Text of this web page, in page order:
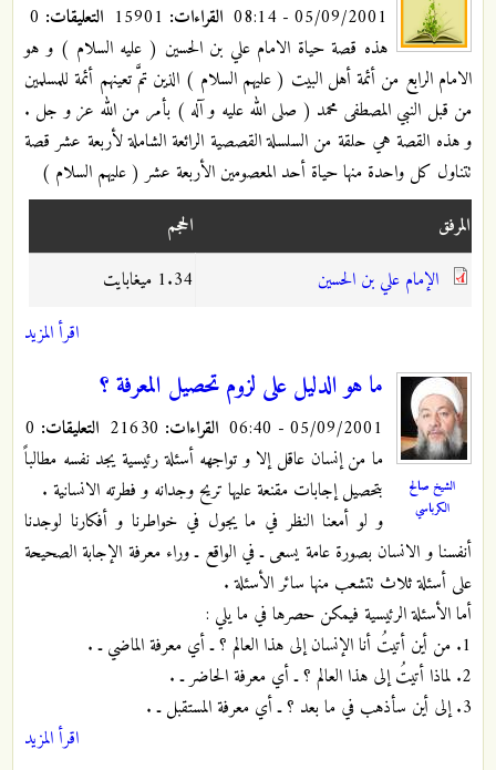
05/09/2001 - 08:14 القراءات: التعليقات:
هذه قصة حياة الامام علي بن الحسين ( عليه السلام ) و هو
الامام الرابع من أئمة أهل البيت ( عليهم السلام ) الذين تمَّ تعينهم أئمة للمسلمين
من قبل النبي المصطفى محمد ( صلى الله عليه و آله ) بأمر من الله عز و جل .
و هذه القصة هي حلقة من السلسلة القصصية الرائعة الشاملة لأربعة عشر قصة
تتناول كل واحدة منها حياة أحد المعصومين الأربعة عشر ( عليهم السلام )
المرفق
الحجم
الإمام علي بن الحسين
1.34 ميغابايت
اقرأ المزيد
الشيخ صالح
الكرباسي
ما هو الدليل على لزوم تحصيل المعرفة ؟
05/09/2001 - 06:40 القراءات: التعليقات:
ما من إنسان عاقل إلا و تواجهه أسئلة رئيسية يجد نفسه مطالباً
بتحصيل إجابات مقنعة عليها تريح وجدانه و فطرته الانسانية .
و لو أمعنا النظر في ما يجول في خواطرنا و أفكارنا لوجدنا
أنفسنا و الانسان بصورة عامة يسعى ـ في الواقع ـ وراء معرفة الإجابة الصحيحة
على أسئلة ثلاث تتشعب منها سائر الأسئلة .
أما الأسئلة الرئيسية فيمكن حصرها في ما يلي :
1. من أين أتيتُ أنا الإنسان إلى هذا العالم ؟ ـ أي معرفة الماضي ـ .
2. لماذا أتيتُ إلى هذا العالم ؟ ـ أي معرفة الحاضر ـ .
3. إلى أين سأذهب في ما بعد ؟ ـ أي معرفة المستقبل ـ .
اقرأ المزيد